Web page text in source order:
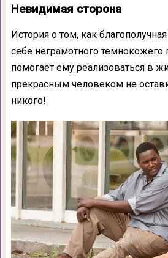
Невидимая сторона
История о том, как
себе неграмотного темнокожего
помогает ему реализоваться в
прекрасным человеком не
никого!